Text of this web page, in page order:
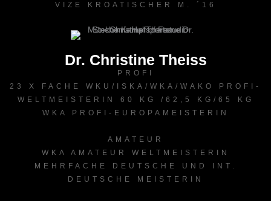
VIZE KROATISCHER M. ´16
Dr. Christine Theiss
PROFI
23 X FACHE WKU/ISKA/WKA/WAKO PROFI-
WELTMEISTERIN 60 KG /62,5 KG/65 KG
WKA PROFI-EUROPAMEISTERIN
AMATEUR
WKA AMATEUR WELTMEISTERIN
MEHRFACHE DEUTSCHE UND INT.
DEUTSCHE MEISTERIN